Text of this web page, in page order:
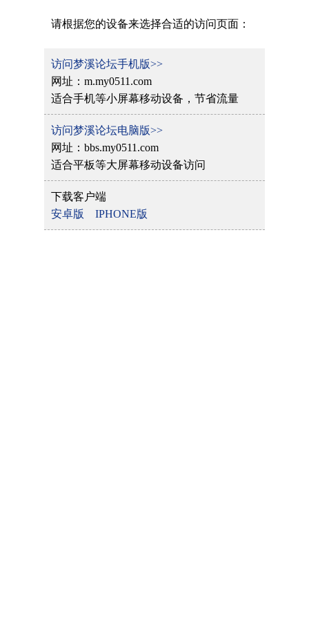
请根据您的设备来选择合适的访问页面：
访问梦溪论坛手机版>>
网址：m.my0511.com
适合手机等小屏幕移动设备，节省流量
访问梦溪论坛电脑版>>
网址：bbs.my0511.com
适合平板等大屏幕移动设备访问
下载客户端
安卓版
IPHONE版